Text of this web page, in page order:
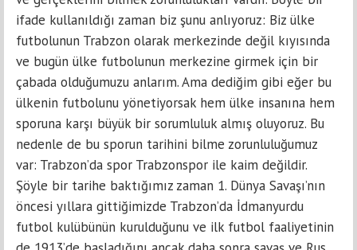
ifade kullanıldığı zaman biz şunu anlıyoruz: Biz ülke
futbolunun Trabzon olarak merkezinde değil kıyısında
ve bugün ülke futbolunun merkezine girmek için bir
çabada olduğumuzu anlarım. Ama dediğim gibi eğer bu
ülkenin futbolunu yönetiyorsak hem ülke insanına hem
sporuna karşı büyük bir sorumluluk almış oluyoruz. Bu
nedenle de bu sporun tarihini bilme zorunluluğumuz
var: Trabzon’da spor Trabzonspor ile kaim değildir.
Şöyle bir tarihe baktığımız zaman 1. Dünya Savaşı’nın
öncesi yıllara gittiğimizde Trabzon’da İdmanyurdu
futbol kulübünün kurulduğunu ve ilk futbol faaliyetinin